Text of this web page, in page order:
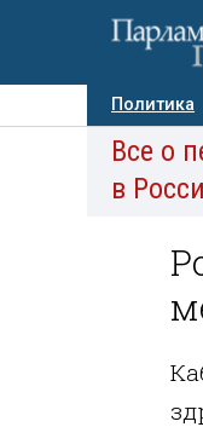
Политика
Авторы
Все о
в